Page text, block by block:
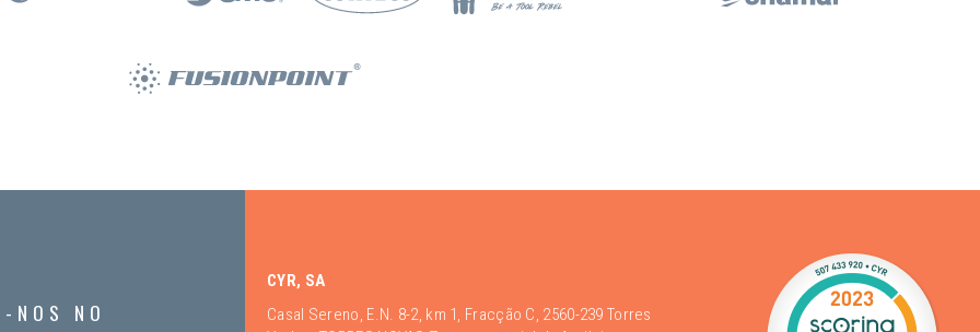
NOS NO
CYR, SA
Casal Sereno, E.N. 8-2, km 1, Fracção C, 2560-239 Torres